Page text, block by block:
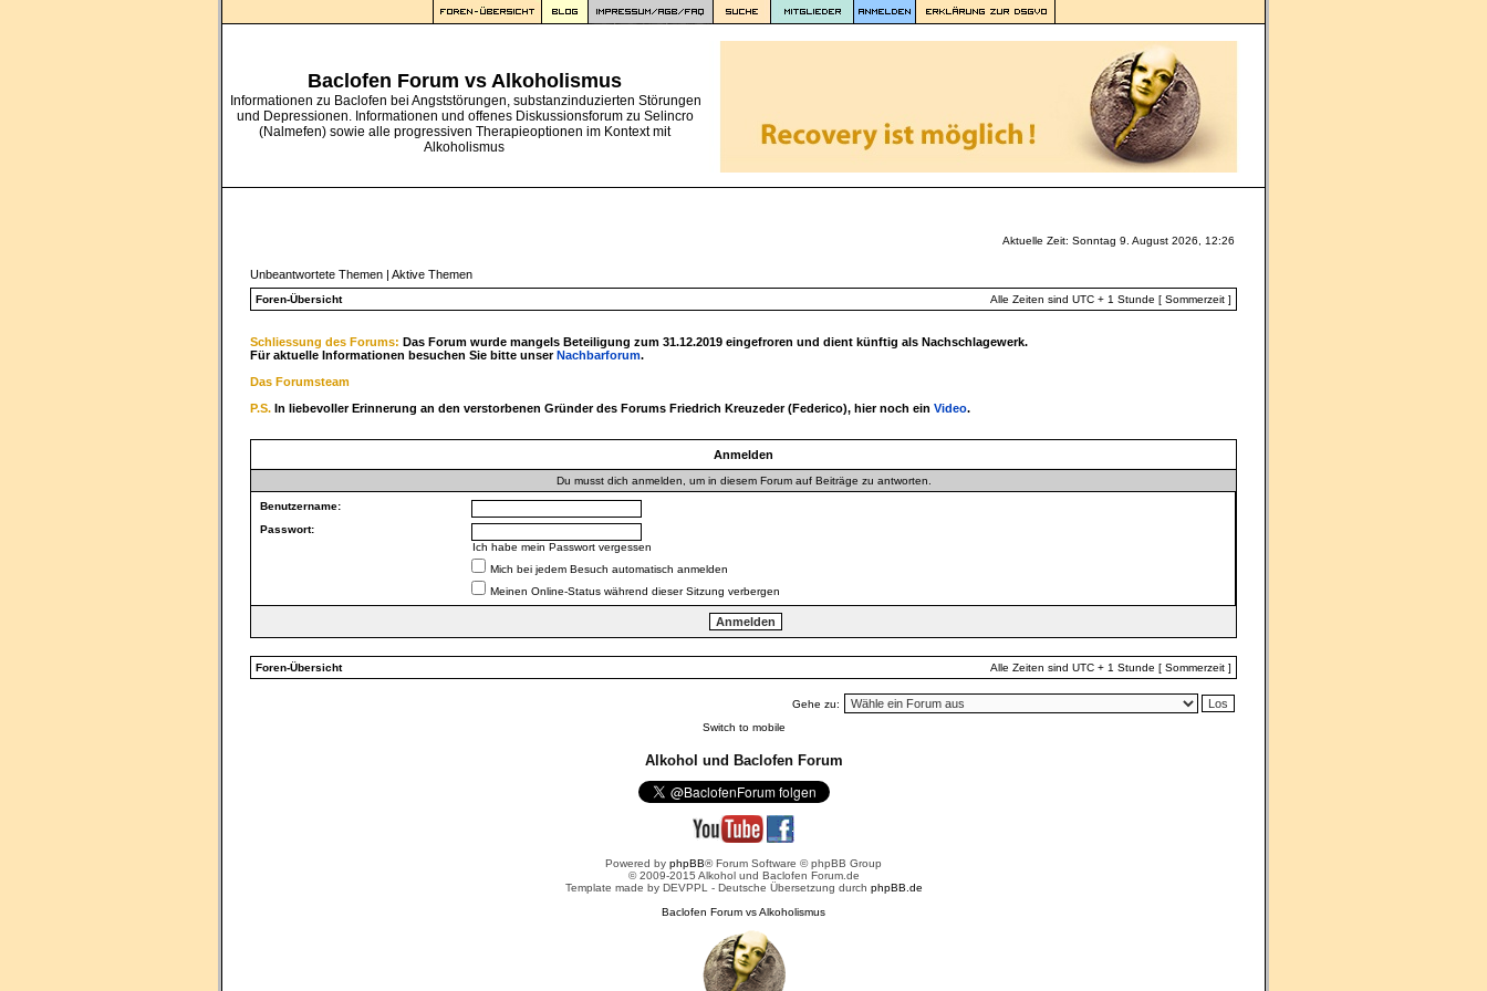
Baclofen Forum vs Alkoholismus
Informationen zu Baclofen bei Angststörungen, substanzinduzierten Störungen
und Depressionen. Informationen und offenes Diskussionsforum zu Selincro
(Nalmefen) sowie alle progressiven Therapieoptionen im Kontext mit
Alkoholismus
Aktuelle Zeit: Sonntag 9. August 2026, 12:26
Unbeantwortete Themen | Aktive Themen
Foren-Übersicht Alle Zeiten sind UTC + 1 Stunde [ Sommerzeit ]
Schliessung des Forums: Das Forum wurde mangels Beteiligung zum 31.12.2019 eingefroren und dient künftig als Nachschlagewerk.
Für aktuelle Informationen besuchen Sie bitte unserNachbarforum.
Das Forumsteam
P.S. In liebevoller Erinnerung an den verstorbenen Gründer des Forums Friedrich Kreuzeder (Federico), hier noch ein Video.
Anmelden
Du musst dich anmelden, um in diesem Forum auf Beiträge zu antworten.
Benutzername:
Passwort:
Ich habe mein Passwort vergessen
Mich bei jedem Besuch automatisch anmelden
Meinen Online-Status während dieser Sitzung verbergen
Foren-Übersicht Alle Zeiten sind UTC + 1 Stunde [ Sommerzeit ]
Gehe zu:
Switch to mobile
Alkohol und Baclofen Forum
Powered by phpBB® Forum Software © phpBB Group
© 2009-2015 Alkohol und Baclofen Forum.de
Template made by DEVPPL - Deutsche Übersetzung durch phpBB.de
Baclofen Forum vs Alkoholismus